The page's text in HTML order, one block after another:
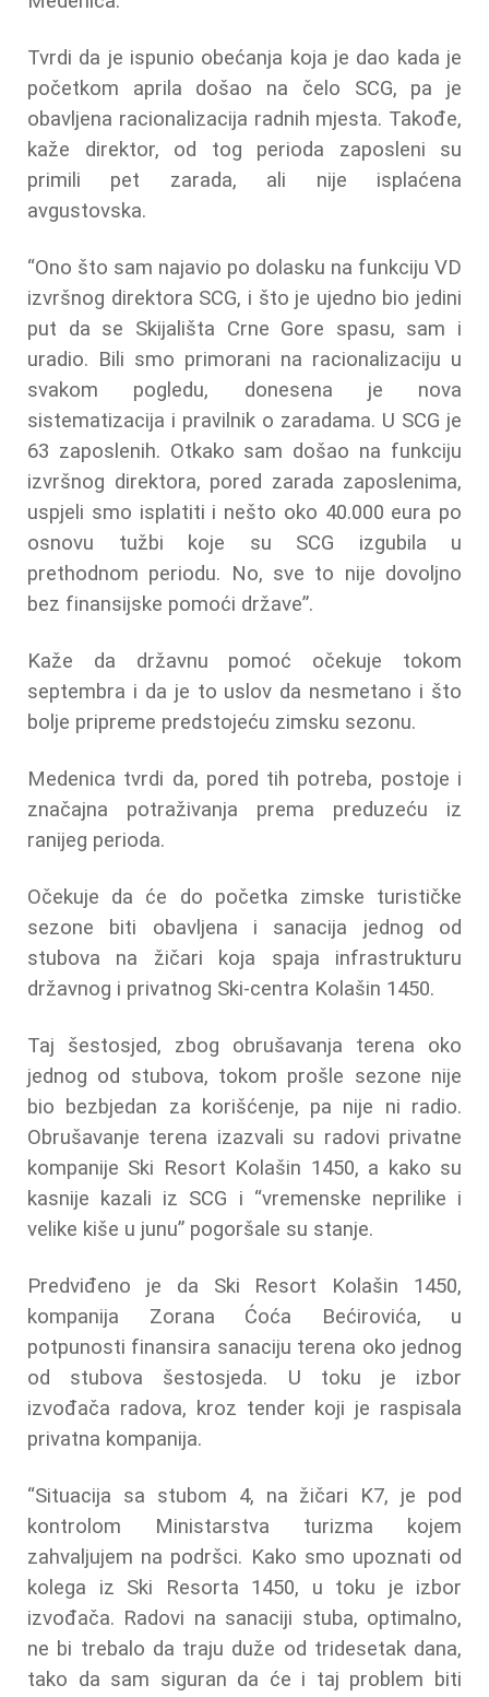
Tvrdi da je ispunio obećanja koja je dao kada je
početkom aprila došao na čelo SCG, pa je
obavljena racionalizacija radnih mjesta. Takođe,
kaže direktor, od tog perioda zaposleni su
primili pet zarada, ali nije isplaćena
avgustovska.
“Ono što sam najavio po dolasku na funkciju VD
izvršnog direktora SCG, i što je ujedno bio jedini
put da se Skijališta Crne Gore spasu, sam i
uradio. Bili smo primorani na racionalizaciju u
svakom pogledu, donesena je nova
sistematizacija i pravilnik o zaradama. U SCG je
63 zaposlenih. Otkako sam došao na funkciju
izvršnog direktora, pored zarada zaposlenima,
uspjeli smo isplatiti i nešto oko 40.000 eura po
osnovu tužbi koje su SCG izgubila u
prethodnom periodu. No, sve to nije dovoljno
bez finansijske pomoći države”.
Kaže da državnu pomoć očekuje tokom
septembra i da je to uslov da nesmetano i što
bolje pripreme predstojeću zimsku sezonu.
Medenica tvrdi da, pored tih potreba, postoje i
značajna potraživanja prema preduzeću iz
ranijeg perioda.
Očekuje da će do početka zimske turističke
sezone biti obavljena i sanacija jednog od
stubova na žičari koja spaja infrastrukturu
državnog i privatnog Ski-centra Kolašin 1450.
Taj šestosjed, zbog obrušavanja terena oko
jednog od stubova, tokom prošle sezone nije
bio bezbjedan za korišćenje, pa nije ni radio.
Obrušavanje terena izazvali su radovi privatne
kompanije Ski Resort Kolašin 1450, a kako su
kasnije kazali iz SCG i “vremenske neprilike i
velike kiše u junu” pogoršale su stanje.
Predviđeno je da Ski Resort Kolašin 1450,
kompanija Zorana Ćoća Bećirovića, u
potpunosti finansira sanaciju terena oko jednog
od stubova šestosjeda. U toku je izbor
izvođača radova, kroz tender koji je raspisala
privatna kompanija.
“Situacija sa stubom 4, na žičari K7, je pod
kontrolom Ministarstva turizma kojem
zahvaljujem na podršci. Kako smo upoznati od
kolega iz Ski Resorta 1450, u toku je izbor
izvođača. Radovi na sanaciji stuba, optimalno,
ne bi trebalo da traju duže od tridesetak dana,
tako da sam siguran da će i taj problem biti